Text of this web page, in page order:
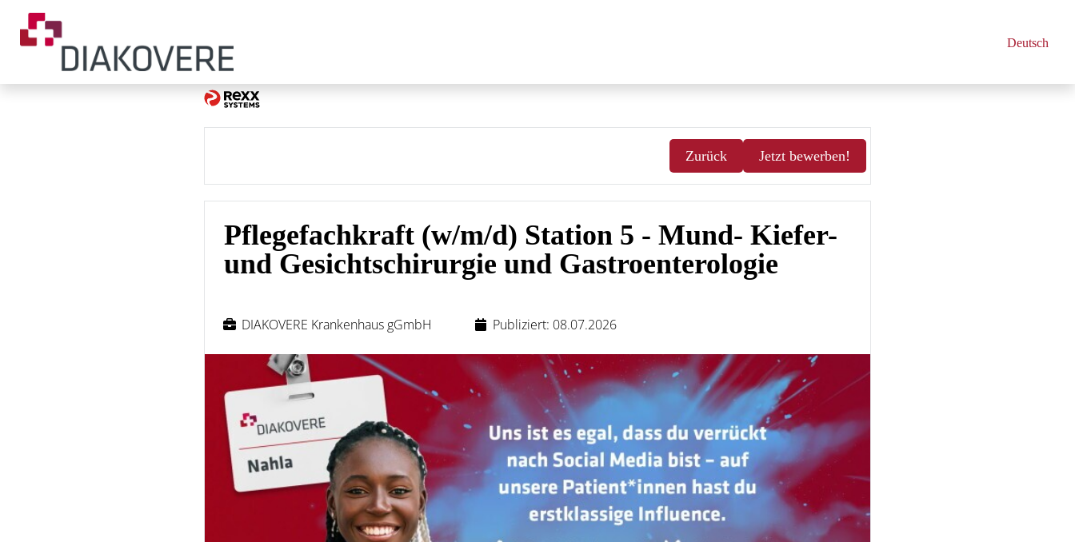
Deutsch
Zurück Jetzt bewerben!
Pflegefachkraft (w/m/d) Station 5 - Mund- Kiefer-
und Gesichtschirurgie und Gastroenterologie
DIAKOVERE Krankenhaus gGmbH Publiziert: 08.07.2026